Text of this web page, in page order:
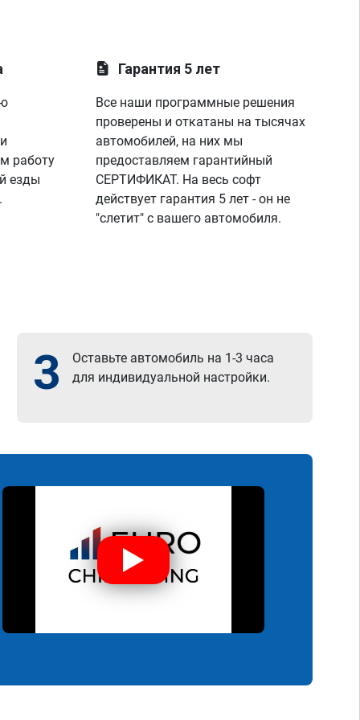
покатался,понаблюдал,радуюсь,заехал к
диагностику,глянули что всё нормально и
я поехал радостный,записавшись к ним
же на чип тюнинг,парни вы лучшие!
спасибо вашей команде за отличную
работу,сервис отличный, рекомендую!
всем добра)
работу
езды
Гарантия 5 лет
Все наши программные решения
проверены и откатаны на тысячах
автомобилей, на них мы
предоставляем гарантийный
СЕРТИФИКАТ. На весь софт
действует гарантия 5 лет - он не
"слетит" с вашего автомобиля.
3
Оставьте автомобиль на 1-3 часа
для индивидуальной настройки.